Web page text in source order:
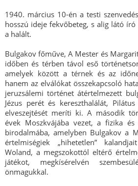
1940. március 10-én a testi
hosszú ideje fekvőbeteg, s alig látó
a halált.
Bulgakov főműve, A Mester és
időben és térben távol eső
amelyek között a térnek és az
hanem az elválókat összekapcsoló
jeruzsálemi történet átértelmezett
Jézus perét és kereszthalálát,
elveszejtését meríti ki. A második
évek Moszkvájába vezet, a fizika
birodalmába, amelyben Bulgakov a
értelmiségiek „hihetetlen”
Woland, a megszokottól eltérő
játékot, megkísérelvén
önmagukkal.